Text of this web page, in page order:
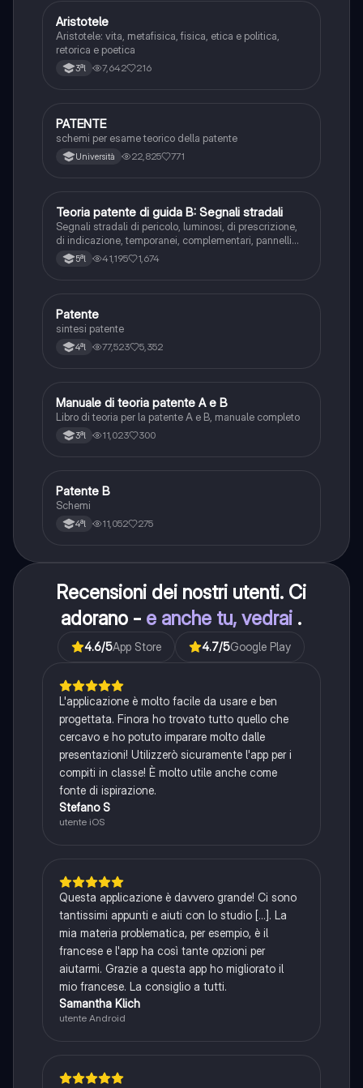
Filosofia
Aristotele
Aristotele: vita, metafisica, fisica, etica e politica,
retorica e poetica
3ªl 7,642 216
Altro
PATENTE
schemi per esame teorico della patente
Università 22,825 771
Ed. civ.
Teoria patente di guida B: Segnali stradali
Segnali stradali di pericolo, luminosi, di prescrizione,
di indicazione, temporanei, complementari, pannelli
integrativi, segnaletica orizzontale, segnalazioni
agenti del traffico, distanza di visibilità per l‘arresto,
5ªl 41,195 1,674
Altro
Patente
sintesi patente
4ªl 77,523 5,352
Italiano
Manuale di teoria patente A e B
Libro di teoria per la patente A e B, manuale completo
3ªl 11,023 300
Altro
Patente B
Schemi
4ªl 11,052 275
Recensioni dei nostri utenti. Ci
adorano - e anche tu, vedrai .
4.6/5App Store 4.7/5Google Play
L'applicazione è molto facile da usare e ben
progettata. Finora ho trovato tutto quello che
cercavo e ho potuto imparare molto dalle
presentazioni! Utilizzerò sicuramente l'app per i
compiti in classe! È molto utile anche come
fonte di ispirazione.
Stefano S
utente iOS
Questa applicazione è davvero grande! Ci sono
tantissimi appunti e aiuti con lo studio [...]. La
mia materia problematica, per esempio, è il
francese e l'app ha così tante opzioni per
aiutarmi. Grazie a questa app ho migliorato il
mio francese. La consiglio a tutti.
Samantha Klich
utente Android